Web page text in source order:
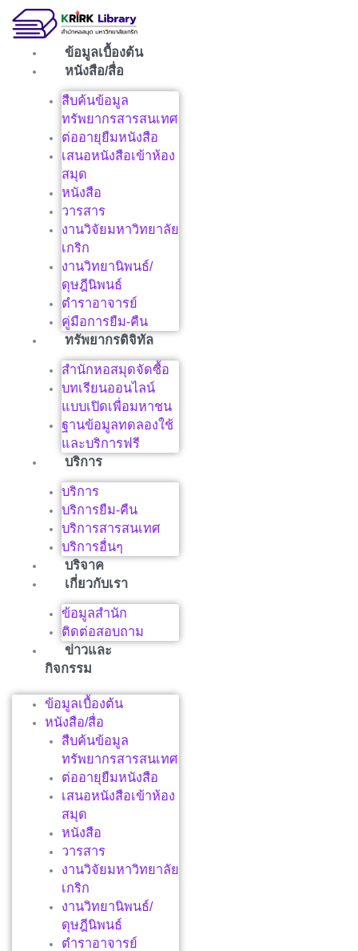
ข้อมูลเบื้องต้น
หนังสือ/สื่อ
สืบค้นข้อมูล
ทรัพยากรสารสนเทศ
ต่ออายุยืมหนังสือ
เสนอหนังสือเข้าห้อง
สมุด
หนังสือ
วารสาร
งานวิจัยมหาวิทยาลัย
เกริก
งานวิทยานิพนธ์/
ดุษฎีนิพนธ์
ตำราอาจารย์
คู่มือการยืม-คืน
ทรัพยากรดิจิทัล
สำนักหอสมุดจัดซื้อ
บทเรียนออนไลน์
แบบเปิดเพื่อมหาชน
ฐานข้อมูลทดลองใช้
และบริการฟรี
บริการ
บริการ
บริการยืม-คืน
บริการสารสนเทศ
บริการอื่นๆ
บริจาค
เกี่ยวกับเรา
ข้อมูลสำนัก
ติดต่อสอบถาม
ข่าวและ
กิจกรรม
ข้อมูลเบื้องต้น
หนังสือ/สื่อ
สืบค้นข้อมูล
ทรัพยากรสารสนเทศ
ต่ออายุยืมหนังสือ
เสนอหนังสือเข้าห้อง
สมุด
หนังสือ
วารสาร
งานวิจัยมหาวิทยาลัย
เกริก
งานวิทยานิพนธ์/
ดุษฎีนิพนธ์
ตำราอาจารย์